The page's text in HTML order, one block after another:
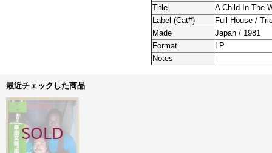
Title
A Child In The
Label (Cat#)
Full House /
Made
Japan / 1981
Format
LP
Notes
最近チェックした商品